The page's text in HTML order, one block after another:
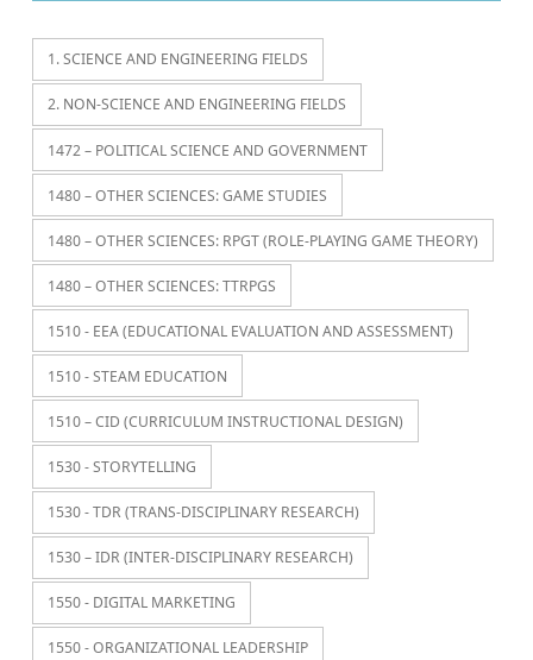
1. SCIENCE AND ENGINEERING FIELDS
2. NON-SCIENCE AND ENGINEERING FIELDS
1472 – POLITICAL SCIENCE AND GOVERNMENT
1480 – OTHER SCIENCES: GAME STUDIES
1480 – OTHER SCIENCES: RPGT (ROLE-PLAYING GAME THEORY)
1480 – OTHER SCIENCES: TTRPGS
1510 - EEA (EDUCATIONAL EVALUATION AND ASSESSMENT)
1510 - STEAM EDUCATION
1510 – CID (CURRICULUM INSTRUCTIONAL DESIGN)
1530 - STORYTELLING
1530 - TDR (TRANS-DISCIPLINARY RESEARCH)
1530 – IDR (INTER-DISCIPLINARY RESEARCH)
1550 - DIGITAL MARKETING
1550 - ORGANIZATIONAL LEADERSHIP